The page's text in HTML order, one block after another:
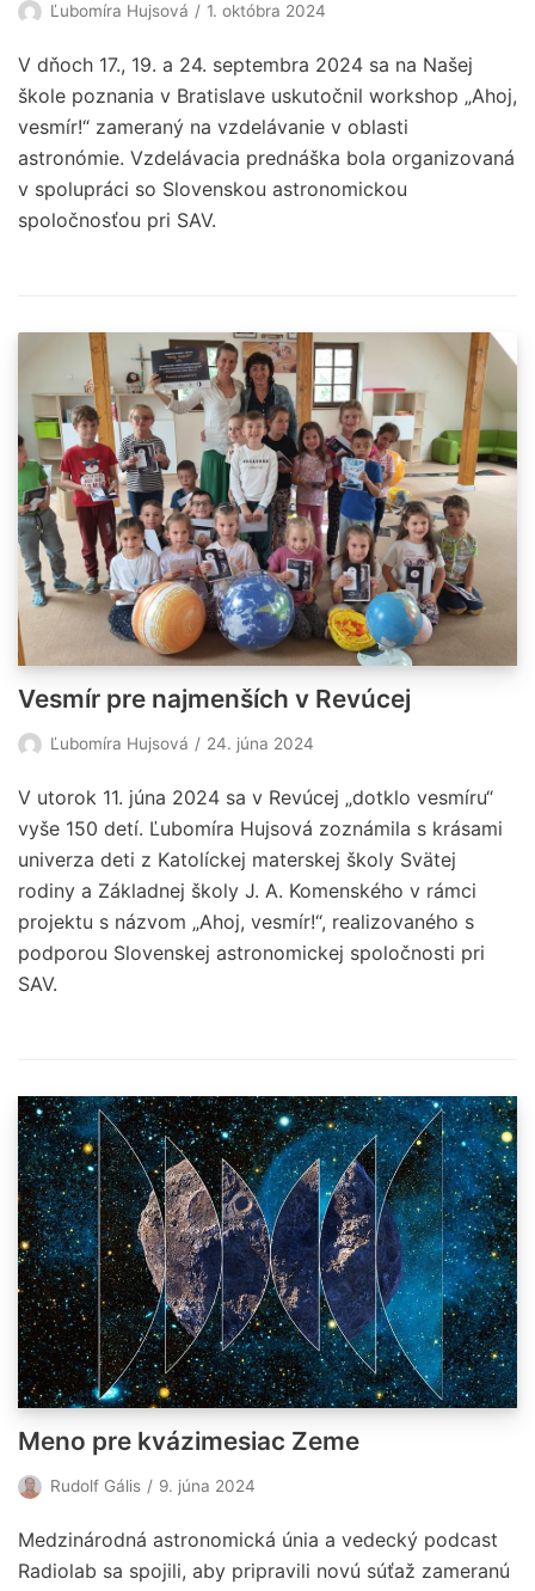
Ľubomíra Hujsová 1. októbra 2024
V dňoch 17., 19. a 24. septembra 2024 sa na Našej
škole poznania v Bratislave uskutočnil workshop „Ahoj,
vesmír!“ zameraný na vzdelávanie v oblasti
astronómie. Vzdelávacia prednáška bola organizovaná
v spolupráci so Slovenskou astronomickou
spoločnosťou pri SAV.
Vesmír pre najmenších v Revúcej
Ľubomíra Hujsová 24. júna 2024
V utorok 11. júna 2024 sa v Revúcej „dotklo vesmíru“
vyše 150 detí. Ľubomíra Hujsová zoznámila s krásami
univerza deti z Katolíckej materskej školy Svätej
rodiny a Základnej školy J. A. Komenského v rámci
projektu s názvom „Ahoj, vesmír!“, realizovaného s
podporou Slovenskej astronomickej spoločnosti pri
SAV.
Meno pre kvázimesiac Zeme
Rudolf Gális 9. júna 2024
Medzinárodná astronomická únia a vedecký podcast
Radiolab sa spojili, aby pripravili novú súťaž zameranú